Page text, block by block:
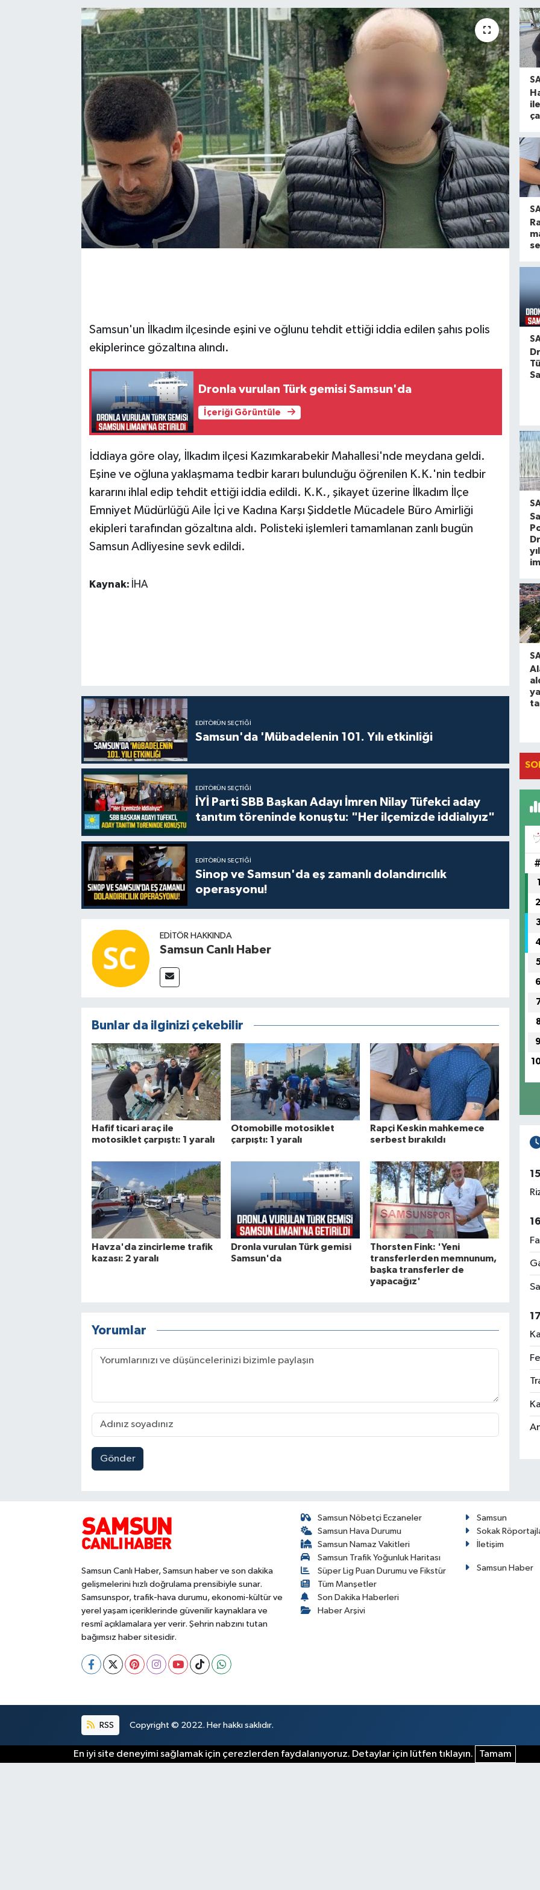
Samsun'un İlkadım ilçesinde eşini ve oğlunu tehdit ettiği iddia edilen şahıs polis
ekiplerince gözaltına alındı.
Dronla vurulan Türk gemisi Samsun'da
İçeriği Görüntüle
İddiaya göre olay, İlkadım ilçesi Kazımkarabekir Mahallesi'nde meydana geldi.
Eşine ve oğluna yaklaşmama tedbir kararı bulunduğu öğrenilen K.K.'nin tedbir
kararını ihlal edip tehdit ettiği iddia edildi. K.K., şikayet üzerine İlkadım İlçe
Emniyet Müdürlüğü Aile İçi ve Kadına Karşı Şiddetle Mücadele Büro Amirliği
ekipleri tarafından gözaltına aldı. Polisteki işlemleri tamamlanan zanlı bugün
Samsun Adliyesine sevk edildi.
Kaynak: İHA
EDITÖRÜN SEÇTIĞI
Samsun'da 'Mübadelenin 101. Yılı etkinliği
EDITÖRÜN SEÇTIĞI
İYİ Parti SBB Başkan Adayı İmren Nilay Tüfekci aday
tanıtım töreninde konuştu: "Her ilçemizde iddialıyız"
EDITÖRÜN SEÇTIĞI
Sinop ve Samsun'da eş zamanlı dolandırıcılık
operasyonu!
EDITÖR HAKKINDA
Samsun Canlı Haber
Bunlar da ilginizi çekebilir
Hafif ticari araç ile
motosiklet çarpıştı: 1 yaralı
Otomobille motosiklet
çarpıştı: 1 yaralı
Rapçi Keskin mahkemece
serbest bırakıldı
Havza'da zincirleme trafik
kazası: 2 yaralı
Dronla vurulan Türk gemisi
Samsun'da
Thorsten Fink: 'Yeni
transferlerden memnunum,
başka transferler de
yapacağız'
Yorumlar
Gönder
#
1
2
6
9
Samsun Canlı Haber, Samsun haber ve son dakika
gelişmelerini hızlı doğrulama prensibiyle sunar.
Samsunspor, trafik-hava durumu, ekonomi-kültür ve
yerel yaşam içeriklerinde güvenilir kaynaklara ve
resmî açıklamalara yer verir. Şehrin nabzını tutan
bağımsız haber sitesidir.
Samsun Nöbetçi Eczaneler
Samsun Hava Durumu
Samsun Namaz Vakitleri
Samsun Trafik Yoğunluk Haritası
Süper Lig Puan Durumu ve Fikstür
Tüm Manşetler
Son Dakika Haberleri
Haber Arşivi
Samsun
Sokak
İletişim
Samsun Haber
RSS Copyright © 2022. Her hakkı saklıdır.
En iyi site deneyimi sağlamak için çerezlerden faydalanıyoruz. Detaylar için lütfen tıklayın. Tamam
Manşet Haberi